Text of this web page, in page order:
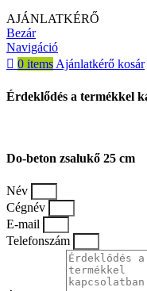
AJÁNLATKÉRŐ
Bezár
Navigáció
0 itemsAjánlatkérő kosár
Érdeklődés a termékkel
Do-beton zsalukő 25 cm
Név
Cégnév
E-mail
Telefonszám